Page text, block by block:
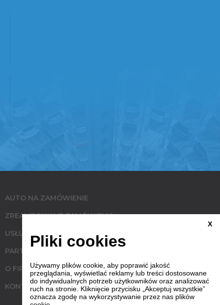
AUTO NA ZAMÓWIENIE
ZREALIZOWANE ZAMÓWIENIA
USŁUGI
PARTNERZY
O FIRMIE
KONTAKT
X
Pliki cookies
Używamy plików cookie, aby poprawić jakość
przeglądania, wyświetlać reklamy lub treści dostosowane
do indywidualnych potrzeb użytkowników oraz analizować
ruch na stronie. Kliknięcie przycisku „Akceptuj wszystkie”
oznacza zgodę na wykorzystywanie przez nas plików